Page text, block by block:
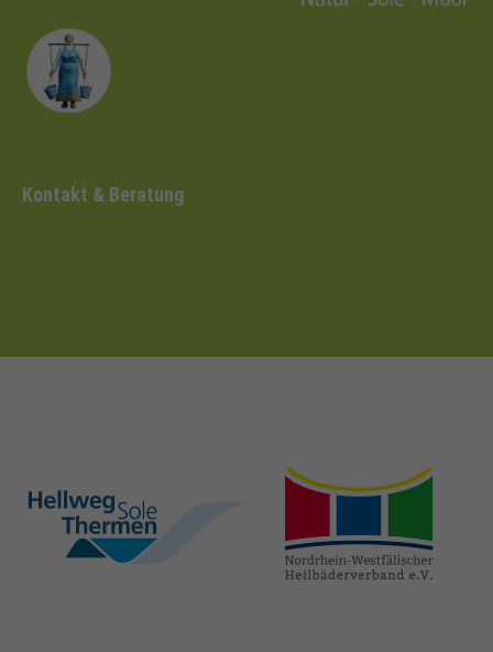
Kontakt & Beratung
hellweg-sole-
thermen.de
heilbaeder.de